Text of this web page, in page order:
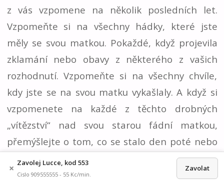
z vás vzpomene na několik posledních let.
Vzpomeňte si na všechny hádky, které jste
měly se svou matkou. Pokaždé, když projevila
zklamání nebo obavy z některého z vašich
rozhodnutí. Vzpomeňte si na všechny chvíle,
kdy jste se na svou matku vykašlaly. A když si
vzpomenete na každé z těchto drobných
„vítězství“ nad svou starou fádní matkou,
přemýšlejte o tom, co se stalo den poté nebo
týden poté. Vzpomeňte si na všechny případy,
kdy jste se s matkou pohádaly a jak se někdy
× Zavolej Lucce, kod 553
Cislo 909555555 - 55 Kc/min.
Zavolat